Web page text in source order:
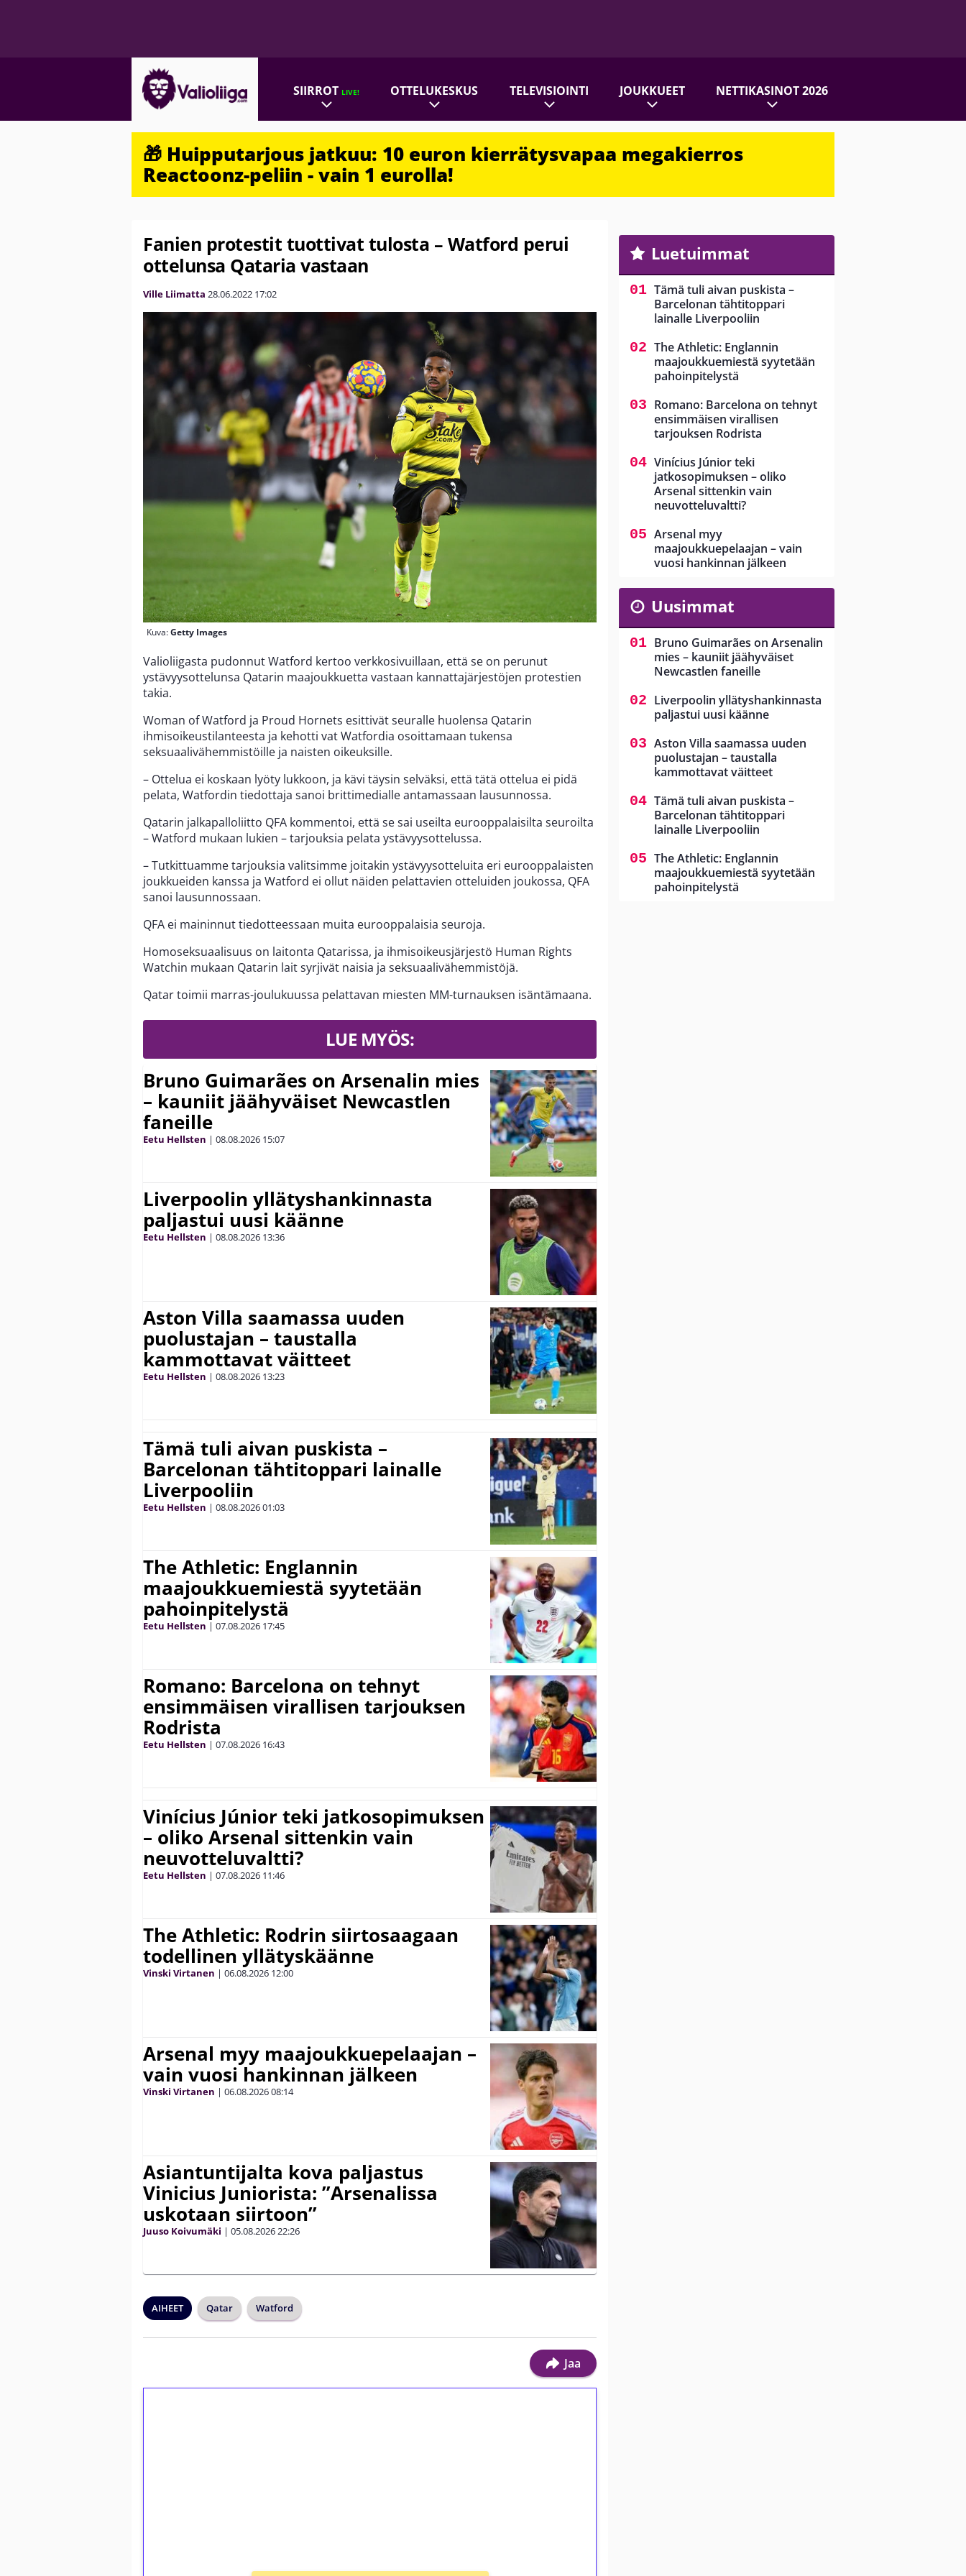
SIIRROTLIVE! OTTELUKESKUS TELEVISIOINTI JOUKKUEET NETTIKASINOT 2026
🎁 Huipputarjous jatkuu: 10 euron kierrätysvapaa megakierros
Reactoonz-peliin - vain 1 eurolla!
Fanien protestit tuottivat tulosta – Watford perui
ottelunsa Qataria vastaan
Ville Liimatta 28.06.2022 17:02
Kuva:Getty Images
Valioliigasta pudonnut Watford kertoo verkkosivuillaan, että se on perunut
ystävyysottelunsa Qatarin maajoukkuetta vastaan kannattajärjestöjen protestien
takia.
Woman of Watford ja Proud Hornets esittivät seuralle huolensa Qatarin
ihmisoikeustilanteesta ja kehotti vat Watfordia osoittamaan tukensa
seksuaalivähemmistöille ja naisten oikeuksille.
– Ottelua ei koskaan lyöty lukkoon, ja kävi täysin selväksi, että tätä ottelua ei pidä
pelata, Watfordin tiedottaja sanoi brittimedialle antamassaan lausunnossa.
Qatarin jalkapalloliitto QFA kommentoi, että se sai useilta eurooppalaisilta seuroilta
– Watford mukaan lukien – tarjouksia pelata ystävyysottelussa.
– Tutkittuamme tarjouksia valitsimme joitakin ystävyysotteluita eri eurooppalaisten
joukkueiden kanssa ja Watford ei ollut näiden pelattavien otteluiden joukossa, QFA
sanoi lausunnossaan.
QFA ei maininnut tiedotteessaan muita eurooppalaisia seuroja.
Homoseksuaalisuus on laitonta Qatarissa, ja ihmisoikeusjärjestö Human Rights
Watchin mukaan Qatarin lait syrjivät naisia ja seksuaalivähemmistöjä.
Qatar toimii marras-joulukuussa pelattavan miesten MM-turnauksen isäntämaana.
LUE MYÖS:
Bruno Guimarães on Arsenalin mies
– kauniit jäähyväiset Newcastlen
faneille
Eetu Hellsten | 08.08.2026 15:07
Liverpoolin yllätyshankinnasta
paljastui uusi käänne
Eetu Hellsten | 08.08.2026 13:36
Aston Villa saamassa uuden
puolustajan – taustalla
kammottavat väitteet
Eetu Hellsten | 08.08.2026 13:23
Tämä tuli aivan puskista –
Barcelonan tähtitoppari lainalle
Liverpooliin
Eetu Hellsten | 08.08.202601:03
The Athletic: Englannin
maajoukkuemiestä syytetään
pahoinpitelystä
Eetu Hellsten | 07.08.2026 17:45
Romano: Barcelona on tehnyt
ensimmäisen virallisen tarjouksen
Rodrista
Eetu Hellsten | 07.08.2026 16:43
Vinícius Júnior teki jatkosopimuksen
– oliko Arsenal sittenkin vain
neuvotteluvaltti?
Eetu Hellsten | 07.08.2026 11:46
The Athletic: Rodrin siirtosaagaan
todellinen yllätyskäänne
Vinski Virtanen | 06.08.2026 12:00
Arsenal myy maajoukkuepelaajan –
vain vuosi hankinnan jälkeen
Vinski Virtanen | 06.08.202608:14
Asiantuntijalta kova paljastus
Vinicius Juniorista: ”Arsenalissa
uskotaan siirtoon”
Juuso Koivumäki | 05.08.202622:26
AIHEET Qatar Watford
Jaa
Luetuimmat
Tämä tuli aivan puskista –
Barcelonan tähtitoppari
lainalle Liverpooliin
The Athletic: Englannin
maajoukkuemiestä syytetään
pahoinpitelystä
Romano: Barcelona on tehnyt
ensimmäisen virallisen
tarjouksen Rodrista
Vinícius Júnior teki
jatkosopimuksen – oliko
Arsenal sittenkin vain
neuvotteluvaltti?
Arsenal myy
maajoukkuepelaajan – vain
vuosi hankinnan jälkeen
Uusimmat
Bruno Guimarães on Arsenalin
mies – kauniit jäähyväiset
Newcastlen faneille
Liverpoolin yllätyshankinnasta
paljastui uusi käänne
Aston Villa saamassa uuden
puolustajan – taustalla
kammottavat väitteet
Tämä tuli aivan puskista –
Barcelonan tähtitoppari
lainalle Liverpooliin
The Athletic: Englannin
maajoukkuemiestä syytetään
pahoinpitelystä